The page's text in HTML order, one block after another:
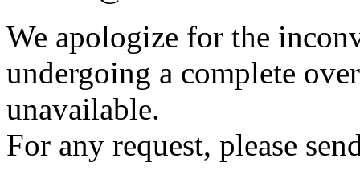
We apologize for the
undergoing a complete
unavailable.
For any request, please